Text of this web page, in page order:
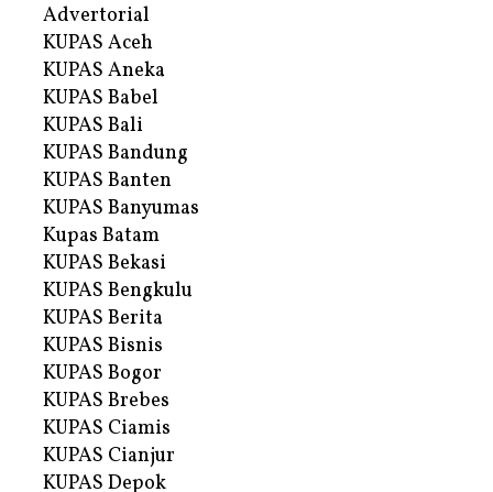
Advertorial
KUPAS Aceh
KUPAS Aneka
KUPAS Babel
KUPAS Bali
KUPAS Bandung
KUPAS Banten
KUPAS Banyumas
Kupas Batam
KUPAS Bekasi
KUPAS Bengkulu
KUPAS Berita
KUPAS Bisnis
KUPAS Bogor
KUPAS Brebes
KUPAS Ciamis
KUPAS Cianjur
KUPAS Depok